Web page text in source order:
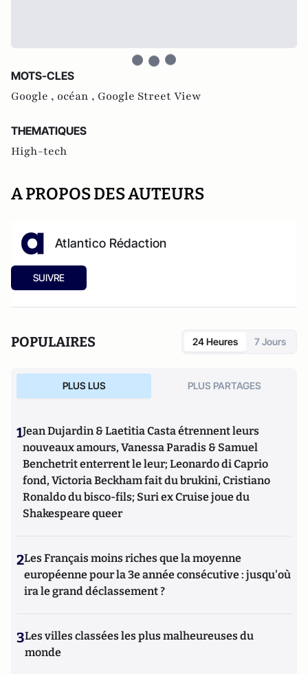
MOTS-CLES
Google , océan , Google Street View
THEMATIQUES
High-tech
A PROPOS DES AUTEURS
Atlantico Rédaction
SUIVRE
POPULAIRES 24 Heures 7 Jours
PLUS LUS PLUS PARTAGES
1Jean Dujardin & Laetitia Casta étrennent leurs
nouveaux amours, Vanessa Paradis & Samuel
Benchetrit enterrent le leur; Leonardo di Caprio
fond, Victoria Beckham fait du brukini, Cristiano
Ronaldo du bisco-fils; Suri ex Cruise joue du
Shakespeare queer
2Les Français moins riches que la moyenne
européenne pour la 3e année consécutive : jusqu'où
ira le grand déclassement ?
3Les villes classées les plus malheureuses du
monde